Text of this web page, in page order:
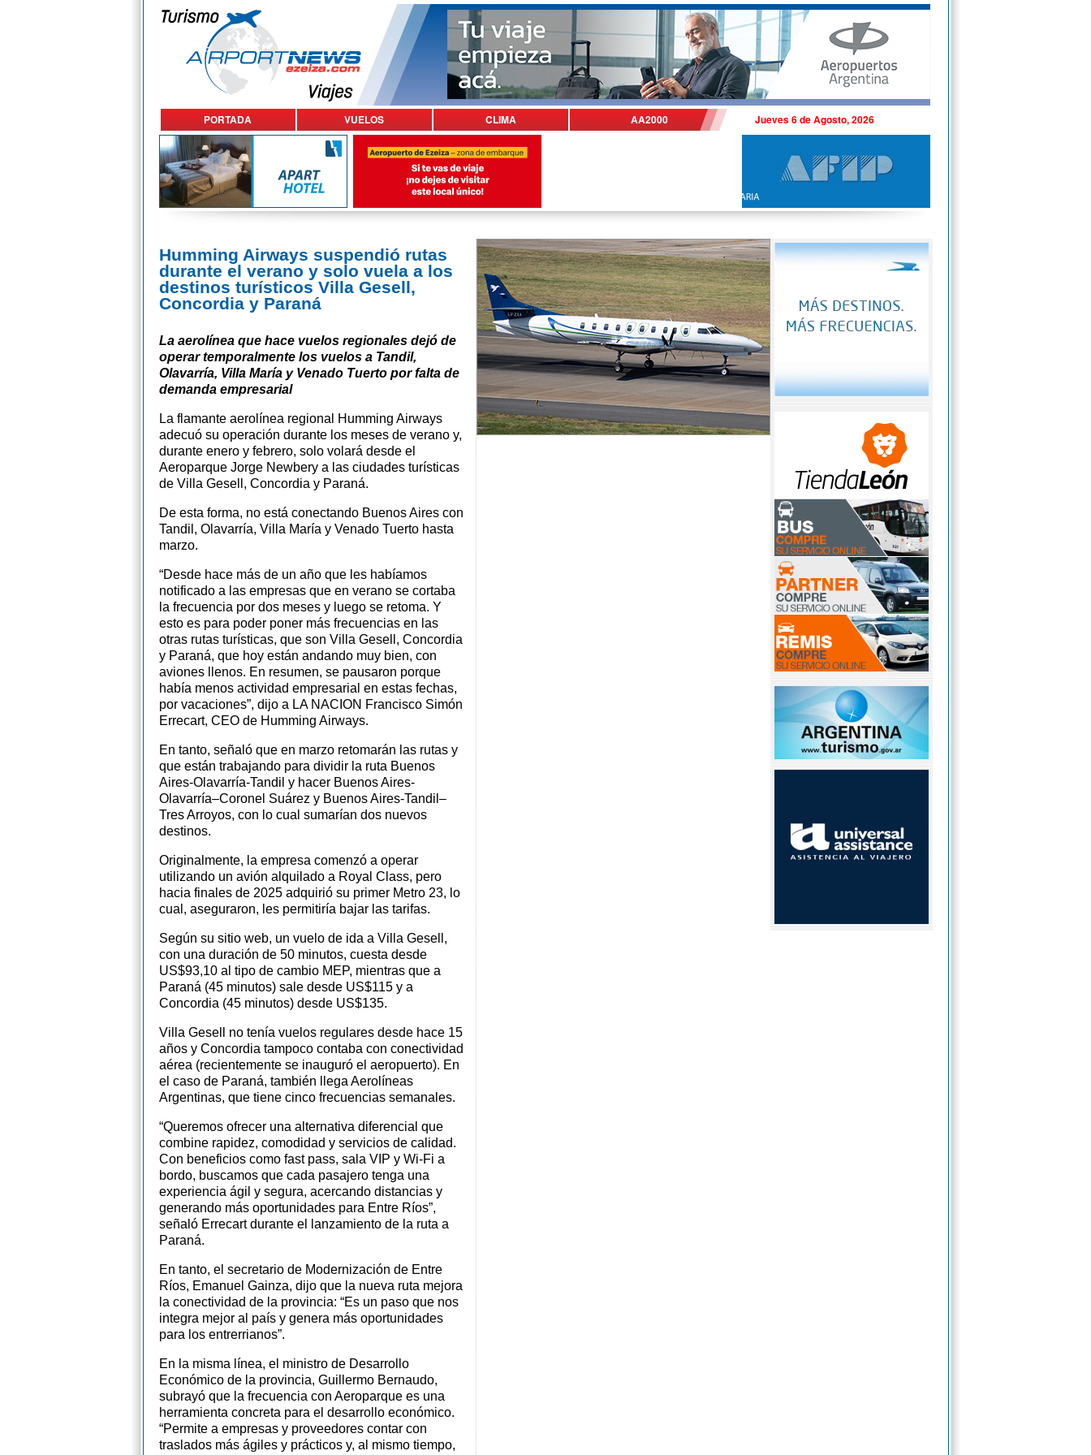
PORTADA VUELOS CLIMA AA2000 Jueves 6 de Agosto, 2026
Humming Airways suspendió rutas
durante el verano y solo vuela a los
destinos turísticos Villa Gesell,
Concordia y Paraná
La aerolínea que hace vuelos regionales dejó de
operar temporalmente los vuelos a Tandil,
Olavarría, Villa María y Venado Tuerto por falta de
demanda empresarial
La flamante aerolínea regional Humming Airways
adecuó su operación durante los meses de verano y,
durante enero y febrero, solo volará desde el
Aeroparque Jorge Newbery a las ciudades turísticas
de Villa Gesell, Concordia y Paraná.
De esta forma, no está conectando Buenos Aires con
Tandil, Olavarría, Villa María y Venado Tuerto hasta
marzo.
“Desde hace más de un año que les habíamos
notificado a las empresas que en verano se cortaba
la frecuencia por dos meses y luego se retoma. Y
esto es para poder poner más frecuencias en las
otras rutas turísticas, que son Villa Gesell, Concordia
y Paraná, que hoy están andando muy bien, con
aviones llenos. En resumen, se pausaron porque
había menos actividad empresarial en estas fechas,
por vacaciones”, dijo a LA NACION Francisco Simón
Errecart, CEO de Humming Airways.
En tanto, señaló que en marzo retomarán las rutas y
que están trabajando para dividir la ruta Buenos
Aires-Olavarría-Tandil y hacer Buenos Aires-
Olavarría–Coronel Suárez y Buenos Aires-Tandil–
Tres Arroyos, con lo cual sumarían dos nuevos
destinos.
Originalmente, la empresa comenzó a operar
utilizando un avión alquilado a Royal Class, pero
hacia finales de 2025 adquirió su primer Metro 23, lo
cual, aseguraron, les permitiría bajar las tarifas.
Según su sitio web, un vuelo de ida a Villa Gesell,
con una duración de 50 minutos, cuesta desde
US$93,10 al tipo de cambio MEP, mientras que a
Paraná (45 minutos) sale desde US$115 y a
Concordia (45 minutos) desde US$135.
Villa Gesell no tenía vuelos regulares desde hace 15
años y Concordia tampoco contaba con conectividad
aérea (recientemente se inauguró el aeropuerto). En
el caso de Paraná, también llega Aerolíneas
Argentinas, que tiene cinco frecuencias semanales.
“Queremos ofrecer una alternativa diferencial que
combine rapidez, comodidad y servicios de calidad.
Con beneficios como fast pass, sala VIP y Wi-Fi a
bordo, buscamos que cada pasajero tenga una
experiencia ágil y segura, acercando distancias y
generando más oportunidades para Entre Ríos”,
señaló Errecart durante el lanzamiento de la ruta a
Paraná.
En tanto, el secretario de Modernización de Entre
Ríos, Emanuel Gainza, dijo que la nueva ruta mejora
la conectividad de la provincia: “Es un paso que nos
integra mejor al país y genera más oportunidades
para los entrerrianos”.
En la misma línea, el ministro de Desarrollo
Económico de la provincia, Guillermo Bernaudo,
subrayó que la frecuencia con Aeroparque es una
herramienta concreta para el desarrollo económico.
“Permite a empresas y proveedores contar con
traslados más ágiles y prácticos y, al mismo tiempo,